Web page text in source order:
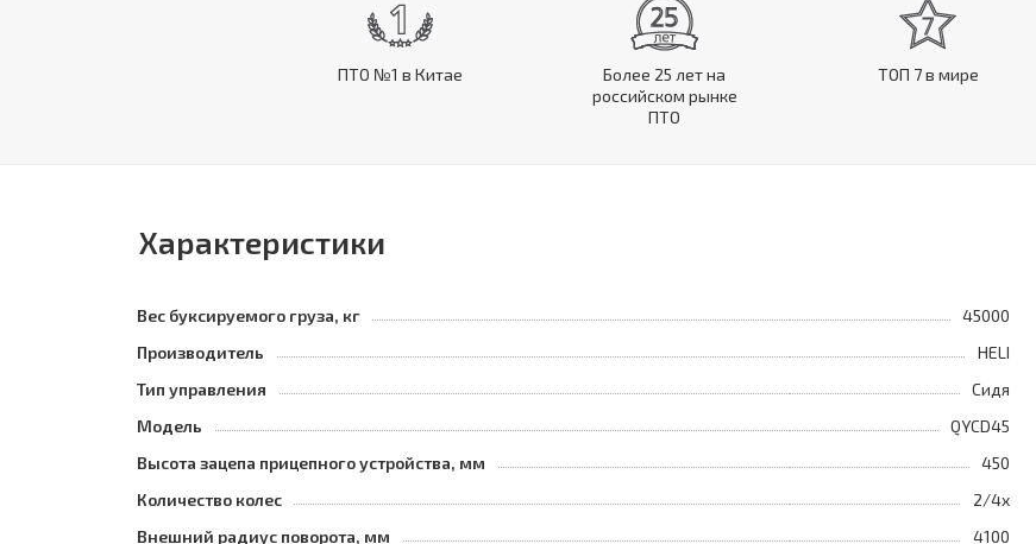
ПТО №1 в Китае
Более 25 лет на
российском рынке
ПТО
ТОП 7 в мире
Характеристики
Вес буксируемого груза, кг
45000
Производитель
HELI
Тип управления
Сидя
Модель
QYCD45
Высота зацепа прицепного устройства, мм
450
Количество колес
2/4x
Внешний радиус поворота, мм
4100